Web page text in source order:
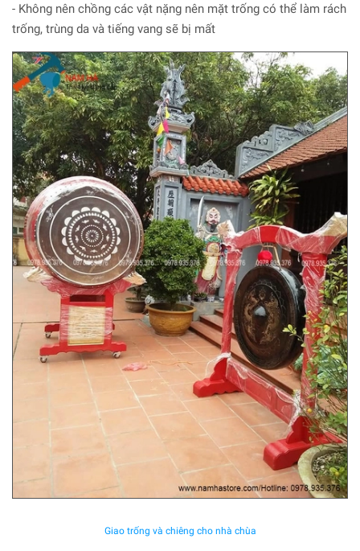
- Không nên chồng các vật nặng nên mặt trống có thể làm rách
trống, trùng da và tiếng vang sẽ bị mất
Giao trống và chiêng cho nhà chùa